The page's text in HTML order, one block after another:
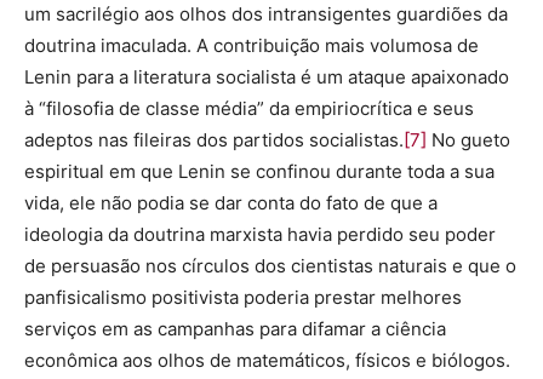
um sacrilégio aos olhos dos intransigentes guardiões da
doutrina imaculada. A contribuição mais volumosa de
Lenin para a literatura socialista é um ataque apaixonado
à “filosofia de classe média” da empiriocrítica e seus
adeptos nas fileiras dos partidos socialistas.[7] No gueto
espiritual em que Lenin se confinou durante toda a sua
vida, ele não podia se dar conta do fato de que a
ideologia da doutrina marxista havia perdido seu poder
de persuasão nos círculos dos cientistas naturais e que o
panfisicalismo positivista poderia prestar melhores
serviços em as campanhas para difamar a ciência
econômica aos olhos de matemáticos, físicos e biólogos.